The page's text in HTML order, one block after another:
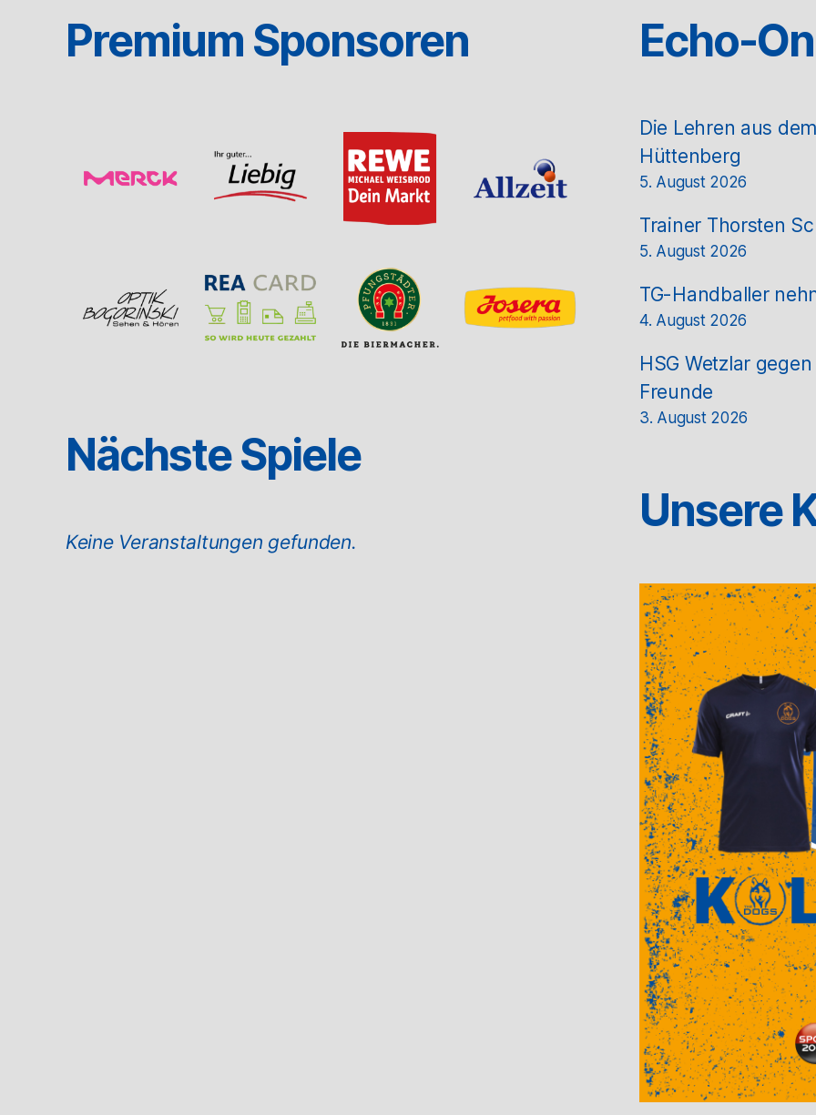
Premium Sponsoren
Nächste Spiele
Keine Veranstaltungen gefunden.
Echo-
Die Lehren aus
Hüttenberg
5. August 2026
Trainer Thorsten
5. August 2026
TG-Handballer
4. August 2026
HSG Wetzlar
Freunde
3. August 2026
Unsere